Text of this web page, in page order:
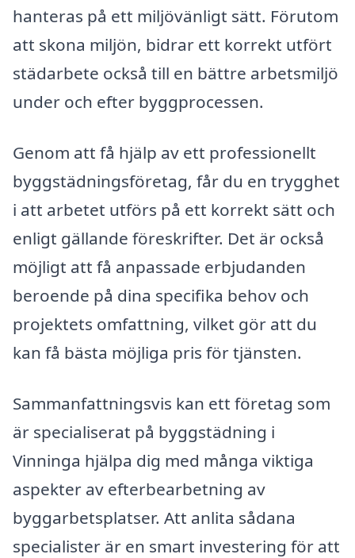
hanteras på ett miljövänligt sätt. Förutom
att skona miljön, bidrar ett korrekt utfört
städarbete också till en bättre arbetsmiljö
under och efter byggprocessen.
Genom att få hjälp av ett professionellt
byggstädningsföretag, får du en trygghet
i att arbetet utförs på ett korrekt sätt och
enligt gällande föreskrifter. Det är också
möjligt att få anpassade erbjudanden
beroende på dina specifika behov och
projektets omfattning, vilket gör att du
kan få bästa möjliga pris för tjänsten.
Sammanfattningsvis kan ett företag som
är specialiserat på byggstädning i
Vinninga hjälpa dig med många viktiga
aspekter av efterbearbetning av
byggarbetsplatser. Att anlita sådana
specialister är en smart investering för att